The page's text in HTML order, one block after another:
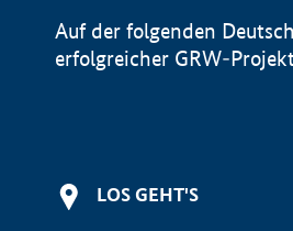
Auf der folgenden
erfolgreicher GRW-
LOS GEHT'S